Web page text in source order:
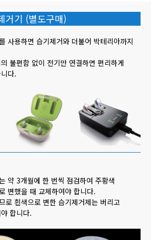
거기 (별도구매)
사용하면 습기제거와 더불어 박테리아까지
불편함 없이 전기만 연결하면 편리하게
다.
약 3개월에 한 번씩 점검하여 주황색
변했을 때 교체하여야 합니다.
로 흰색으로 변한 습기제거제는 버리고
합니다.